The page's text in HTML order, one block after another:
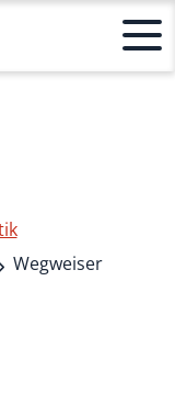
Wegweiser